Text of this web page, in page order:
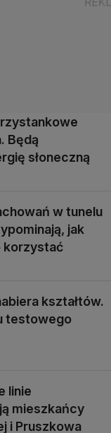
Będą
słoneczną
w tunelu
korzystać
kształtów.
testowego
linie
mieszkańcy
i Pruszkowa